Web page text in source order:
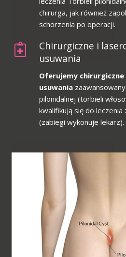
chirurga, jak również
schorzenia po operacji.
Chirurgiczne i
usuwania
Oferujemy
usuwania
pilonidalnej (torbieli
kwalifikują się do
(zabiegi wykonuje lekarz).